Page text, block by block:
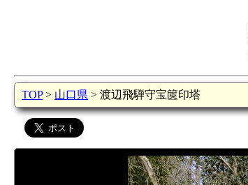
TOP> 山口県 > 渡辺飛騨守宝篋印塔